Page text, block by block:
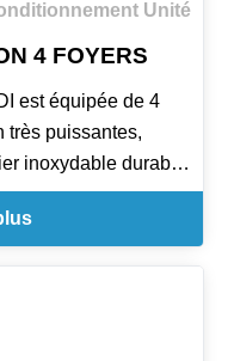
Unité
4 FOYERS
est équipée de 4
très puissantes,
inoxydable durable
trempé. Avec 11
appareil offre une
fréquentés. Les
tandis qu'une
pratique.